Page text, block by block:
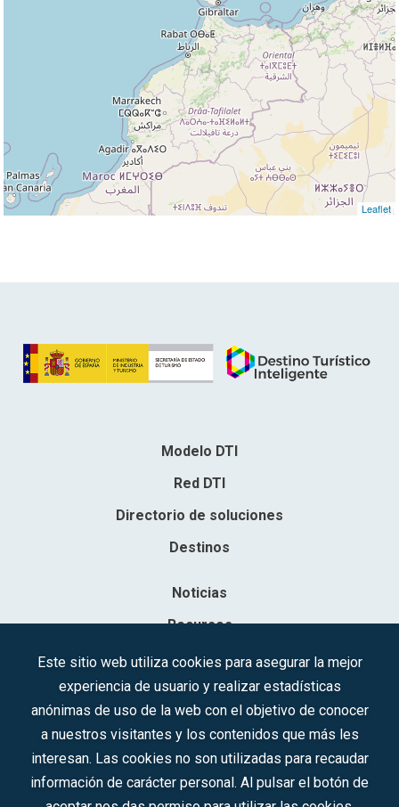
Leaflet
Modelo DTI
Red DTI
Directorio de soluciones
Destinos
Noticias
Recursos
Contacto
Sociedad Mercantil Estatal para la Gestión de la Innovación y las
Inscrita en el R.M. de Madrid, T, 12593, Se. 8, F. 129, H. 201.307.
C.I.F.: A-81/874.984
Este sitio web utiliza cookies para asegurar la mejor
experiencia de usuario y realizar estadísticas
anónimas de uso de la web con el objetivo de conocer
a nuestros visitantes y los contenidos que más les
interesan. Las cookies no son utilizadas para recaudar
información de carácter personal. Al pulsar el botón de